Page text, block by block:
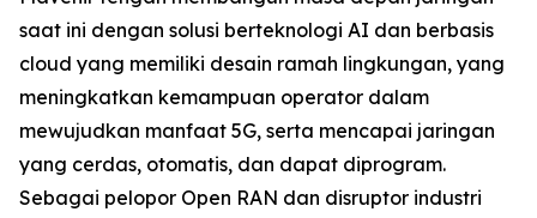
saat ini dengan solusi berteknologi AI dan berbasis
cloud yang memiliki desain ramah lingkungan, yang
meningkatkan kemampuan operator dalam
mewujudkan manfaat 5G, serta mencapai jaringan
yang cerdas, otomatis, dan dapat diprogram.
Sebagai pelopor Open RAN dan disruptor industri